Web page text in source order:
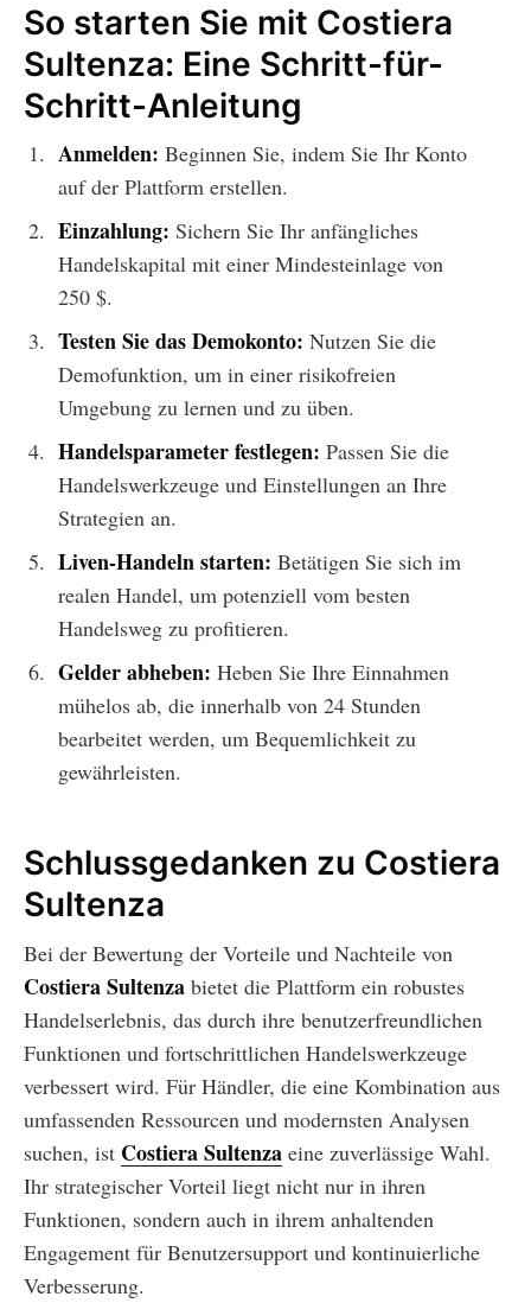
So starten Sie mit Costiera
Sultenza: Eine Schritt-für-
Schritt-Anleitung
Anmelden: Beginnen Sie, indem Sie Ihr Konto
auf der Plattform erstellen.
Einzahlung: Sichern Sie Ihr anfängliches
Handelskapital mit einer Mindesteinlage von
250 $.
Testen Sie das Demokonto: Nutzen Sie die
Demofunktion, um in einer risikofreien
Umgebung zu lernen und zu üben.
Handelsparameter festlegen: Passen Sie die
Handelswerkzeuge und Einstellungen an Ihre
Strategien an.
Liven-Handeln starten: Betätigen Sie sich im
realen Handel, um potenziell vom besten
Handelsweg zu profitieren.
Gelder abheben: Heben Sie Ihre Einnahmen
mühelos ab, die innerhalb von 24 Stunden
bearbeitet werden, um Bequemlichkeit zu
gewährleisten.
Schlussgedanken zu Costiera
Sultenza
Bei der Bewertung der Vorteile und Nachteile von
Costiera Sultenza bietet die Plattform ein robustes
Handelserlebnis, das durch ihre benutzerfreundlichen
Funktionen und fortschrittlichen Handelswerkzeuge
verbessert wird. Für Händler, die eine Kombination aus
umfassenden Ressourcen und modernsten Analysen
suchen, ist Costiera Sultenza eine zuverlässige Wahl.
Ihr strategischer Vorteil liegt nicht nur in ihren
Funktionen, sondern auch in ihrem anhaltenden
Engagement für Benutzersupport und kontinuierliche
Verbesserung.